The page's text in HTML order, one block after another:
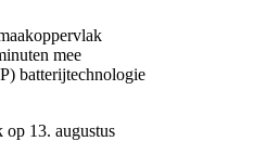
mee
batterijtechnologie
13. augustus